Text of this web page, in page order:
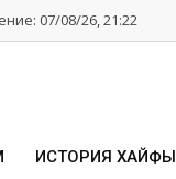
07/08/26, 21:22
ИСТОРИЯ ХАЙФЫ